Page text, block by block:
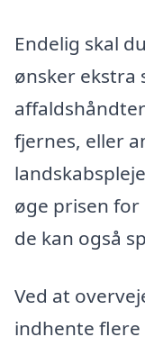
Endelig skal
ønsker ekstra
fjernes, eller
øge prisen
de kan også
Ved at
indhente flere